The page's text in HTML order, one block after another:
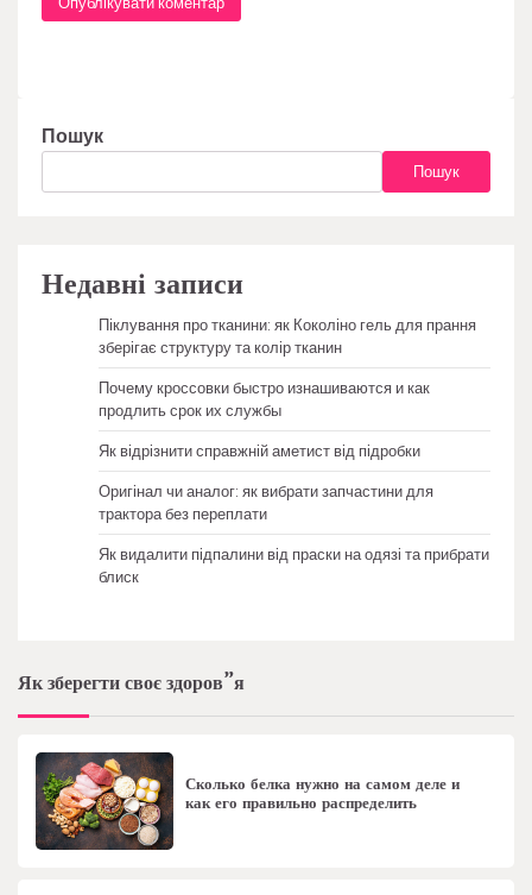
Пошук
Пошук
Недавні записи
Піклування про тканини: як Коколіно гель для прання
зберігає структуру та колір тканин
Почему кроссовки быстро изнашиваются и как
продлить срок их службы
Як відрізнити справжній аметист від підробки
Оригінал чи аналог: як вибрати запчастини для
трактора без переплати
Як видалити підпалини від праски на одязі та прибрати
блиск
Як зберегти своє здоров”я
Сколько белка нужно на самом деле и
как его правильно распределить